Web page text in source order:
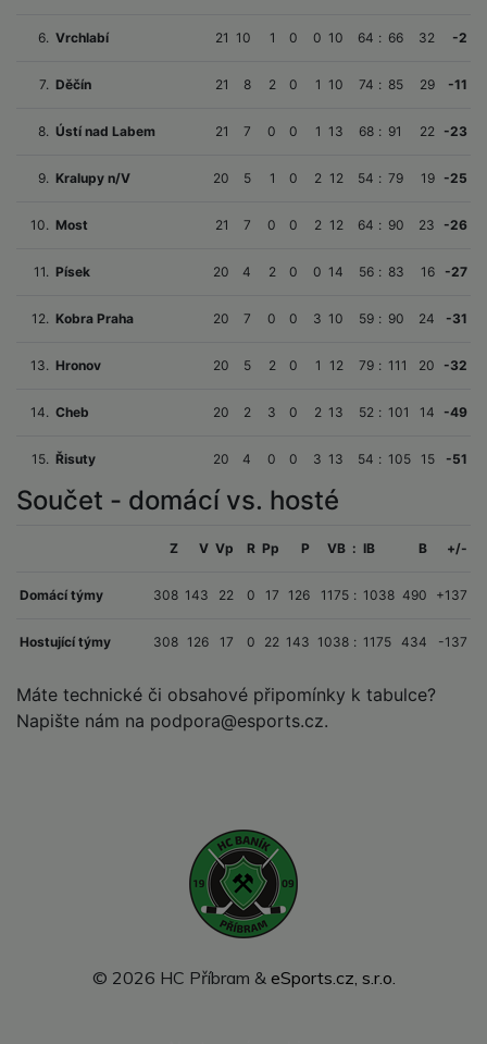
6. Vrchlabí 21 10 1 0 0 10 64 : 66 32 -2
7. Děčín 21 8 2 0 1 10 74 : 85 29 -11
8. Ústí nad Labem 21 7 0 0 1 13 68 : 91 22 -23
9. Kralupy n/V 20 5 1 0 2 12 54 : 79 19 -25
10. Most 21 7 0 0 2 12 64 : 90 23 -26
11. Písek 20 4 2 0 0 14 56 : 83 16 -27
12. Kobra Praha 20 7 0 0 3 10 59 : 90 24 -31
13. Hronov 20 5 2 0 1 12 79 : 111 20 -32
14. Cheb 20 2 3 0 2 13 52 : 101 14 -49
15. Řisuty 20 4 0 0 3 13 54 : 105 15 -51
Součet - domácí vs. hosté
Z V Vp R Pp P VB : IB B +/-
Domácí týmy 308 143 22 0 17 126 1175 : 1038 490 +137
Hostující týmy 308 126 17 0 22 143 1038 : 1175 434 -137
Máte technické či obsahové připomínky k tabulce?
Napište nám na podpora@esports.cz.
© 2026 HC Příbram & eSports.cz, s.r.o.